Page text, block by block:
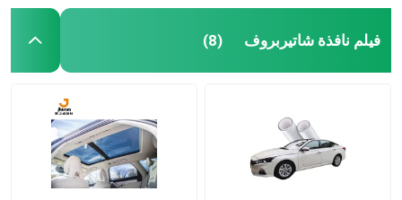
فيلم نافذة شاتيربروف (8)